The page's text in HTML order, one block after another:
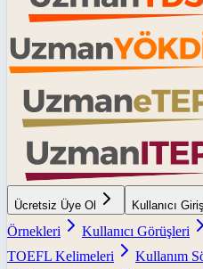
Ücretsiz Üye Ol Kullanıcı
Örnekleri
Kullanıcı Görüşleri
TOEFL Kelimeleri
Kullanım